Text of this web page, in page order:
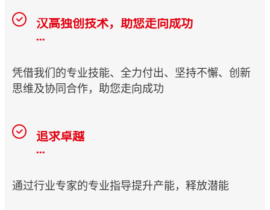
汉高独创技术，助您走向成功
...
凭借我们的专业技能、全力付出、坚持不懈、创新
思维及协同合作，助您走向成功
追求卓越
...
通过行业专家的专业指导提升产能，释放潜能